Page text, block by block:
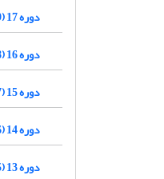
دوره 17 (1399)
دوره 16 (1398)
دوره 15 (1397)
دوره 14 (1396)
دوره 13 (1395)